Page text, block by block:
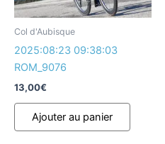
Col d'Aubisque
2025:08:23 09:38:03
ROM_9076
13,00€
Ajouter au panier